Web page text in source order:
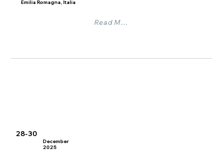
Emilia Romagna, Italia
Read More
December
28-30
2025